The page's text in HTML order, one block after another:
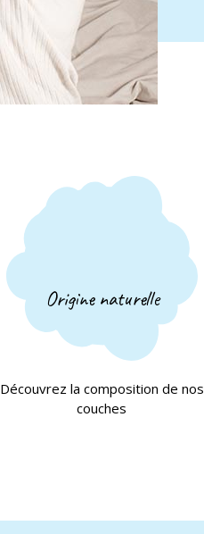
Origine naturelle
Découvrez la composition de nos
couches